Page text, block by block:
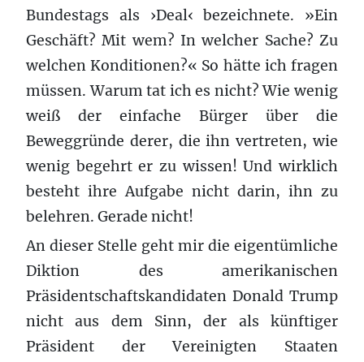
Bundestags als ›Deal‹ bezeichnete. »Ein
Geschäft? Mit wem? In welcher Sache? Zu
welchen Konditionen?« So hätte ich fragen
müssen. Warum tat ich es nicht? Wie wenig
weiß der einfache Bürger über die
Beweggründe derer, die ihn vertreten, wie
wenig begehrt er zu wissen! Und wirklich
besteht ihre Aufgabe nicht darin, ihn zu
belehren. Gerade nicht!
An dieser Stelle geht mir die eigentümliche
Diktion des amerikanischen
Präsidentschaftskandidaten Donald Trump
nicht aus dem Sinn, der als künftiger
Präsident der Vereinigten Staaten